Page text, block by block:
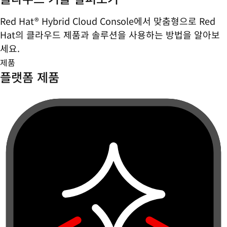
Red Hat® Hybrid Cloud Console에서 맞춤형으로 Red
Hat의 클라우드 제품과 솔루션을 사용하는 방법을 알아보
세요.
제품
플랫폼 제품